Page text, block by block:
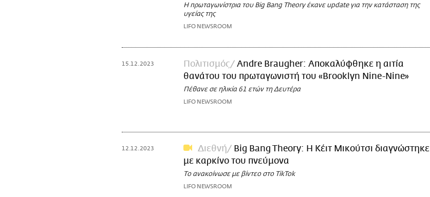
Η πρωταγωνίστρια του Big Bang Theory έκανε update για την κατάσταση της
υγείας της
LIFO NEWSROOM
15.12.2023 Πολιτισμός
Andre Braugher: Αποκαλύφθηκε η αιτία
θανάτου του πρωταγωνιστή του «Brooklyn Nine-Nine»
Πέθανε σε ηλικία 61 ετών τη Δευτέρα
LIFO NEWSROOM
12.12.2023 Διεθνή
Big Bang Theory: Η Κέιτ Μικούτσι διαγνώστηκε
με καρκίνο του πνεύμονα
Το ανακοίνωσε με βίντεο στο TikTok
LIFO NEWSROOM